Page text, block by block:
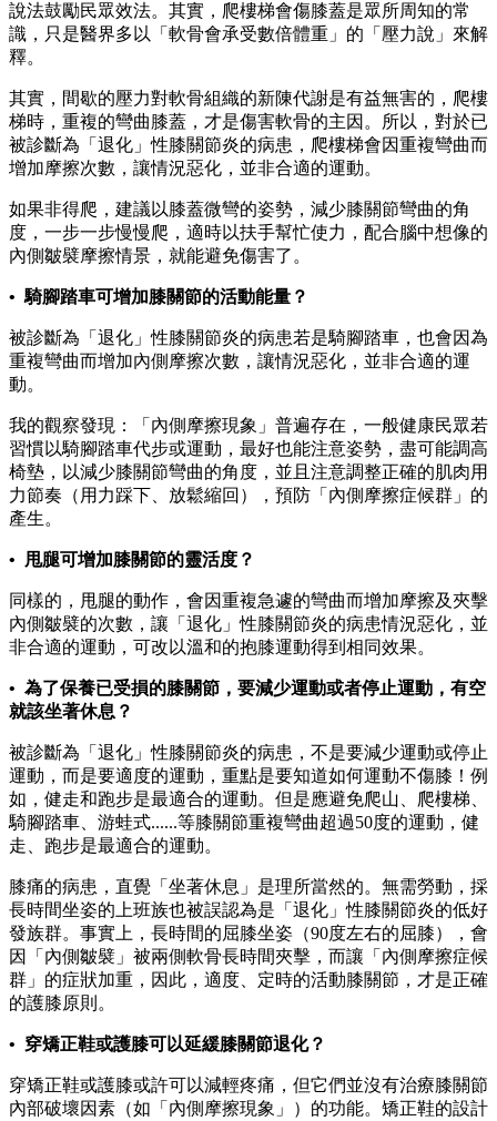
說法鼓勵民眾效法。其實，爬樓梯會傷膝蓋是眾所周知的常
識，只是醫界多以「軟骨會承受數倍體重」的「壓力說」來解
釋。
其實，間歇的壓力對軟骨組織的新陳代謝是有益無害的，爬樓
梯時，重複的彎曲膝蓋，才是傷害軟骨的主因。所以，對於已
被診斷為「退化」性膝關節炎的病患，爬樓梯會因重複彎曲而
增加摩擦次數，讓情況惡化，並非合適的運動。
如果非得爬，建議以膝蓋微彎的姿勢，減少膝關節彎曲的角
度，一步一步慢慢爬，適時以扶手幫忙使力，配合腦中想像的
內側皺襞摩擦情景，就能避免傷害了。
• 騎腳踏車可增加膝關節的活動能量？
被診斷為「退化」性膝關節炎的病患若是騎腳踏車，也會因為
重複彎曲而增加內側摩擦次數，讓情況惡化，並非合適的運
動。
我的觀察發現：「內側摩擦現象」普遍存在，一般健康民眾若
習慣以騎腳踏車代步或運動，最好也能注意姿勢，盡可能調高
椅墊，以減少膝關節彎曲的角度，並且注意調整正確的肌肉用
力節奏（用力踩下、放鬆縮回），預防「內側摩擦症候群」的
產生。
• 甩腿可增加膝關節的靈活度？
同樣的，甩腿的動作，會因重複急遽的彎曲而增加摩擦及夾擊
內側皺襞的次數，讓「退化」性膝關節炎的病患情況惡化，並
非合適的運動，可改以溫和的抱膝運動得到相同效果。
• 為了保養已受損的膝關節，要減少運動或者停止運動，有空
就該坐著休息？
被診斷為「退化」性膝關節炎的病患，不是要減少運動或停止
運動，而是要適度的運動，重點是要知道如何運動不傷膝！例
如，健走和跑步是最適合的運動。但是應避免爬山、爬樓梯、
騎腳踏車、游蛙式......等膝關節重複彎曲超過50度的運動，健
走、跑步是最適合的運動。
膝痛的病患，直覺「坐著休息」是理所當然的。無需勞動，採
長時間坐姿的上班族也被誤認為是「退化」性膝關節炎的低好
發族群。事實上，長時間的屈膝坐姿（90度左右的屈膝），會
因「內側皺襞」被兩側軟骨長時間夾擊，而讓「內側摩擦症候
群」的症狀加重，因此，適度、定時的活動膝關節，才是正確
的護膝原則。
• 穿矯正鞋或護膝可以延緩膝關節退化？
穿矯正鞋或護膝或許可以減輕疼痛，但它們並沒有治療膝關節
內部破壞因素（如「內側摩擦現象」）的功能。矯正鞋的設計